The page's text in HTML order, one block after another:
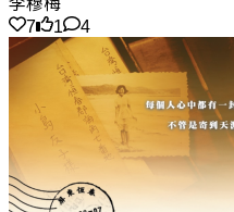
李穆梅
7
1 4